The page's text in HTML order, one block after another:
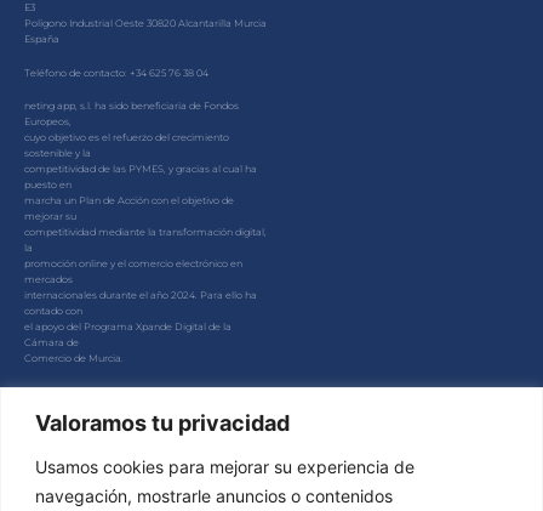
Valoramos tu privacidad
Usamos cookies para mejorar su experiencia de
navegación, mostrarle anuncios o contenidos
E3
Polígono Industrial Oeste 30820 Alcantarilla Murcia
España
Teléfono de contacto: +34 625 76 38 04
neting app, s.l. ha sido beneficiaria de Fondos
Europeos,
cuyo objetivo es el refuerzo del crecimiento
sostenible y la
competitividad de las PYMES, y gracias al cual ha
puesto en
marcha un Plan de Acción con el objetivo de
mejorar su
competitividad mediante la transformación digital,
la
promoción online y el comercio electrónico en
mercados
internacionales durante el año 2024. Para ello ha
contado con
el apoyo del Programa Xpande Digital de la
Cámara de
Comercio de Murcia.
#EuropaSeSiente